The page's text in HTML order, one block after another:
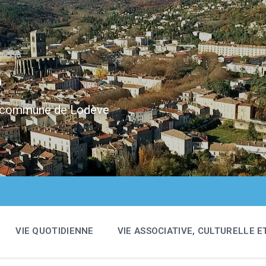
de Lodève
VIE QUOTIDIENNE VIE ASSOCIATIVE, CULTURELLE